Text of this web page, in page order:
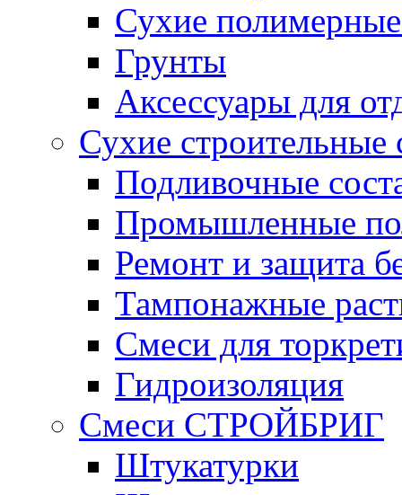
Сухие
Грунты
Аксессуары для
Сухие строительные
Подливочные
Промышленные
Ремонт и защита
Тампонажные
Смеси для
Гидроизоляция
Смеси СТРОЙБРИГ
Штукатурки